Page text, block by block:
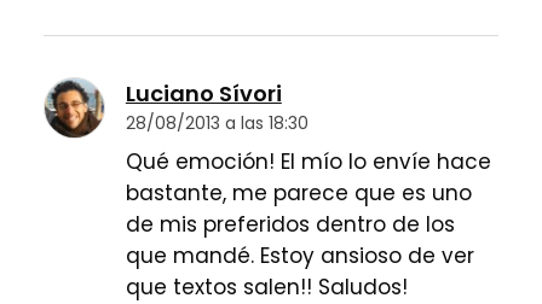
Luciano Sívori
28/08/2013 a las 18:30
Qué emoción! El mío lo envíe hace
bastante, me parece que es uno
de mis preferidos dentro de los
que mandé. Estoy ansioso de ver
que textos salen!! Saludos!